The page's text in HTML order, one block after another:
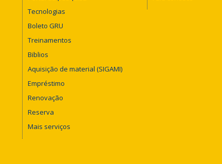
Tecnologias
Boleto GRU
Treinamentos
Biblios
Aquisição de material (SIGAMI)
Empréstimo
Renovação
Reserva
Mais serviços